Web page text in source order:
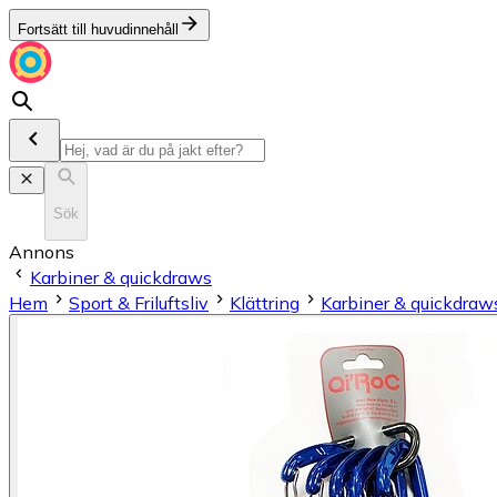
Fortsätt till huvudinnehåll
Sök
Annons
Karbiner & quickdraws
Hem
Sport & Friluftsliv Klättring Karbiner &